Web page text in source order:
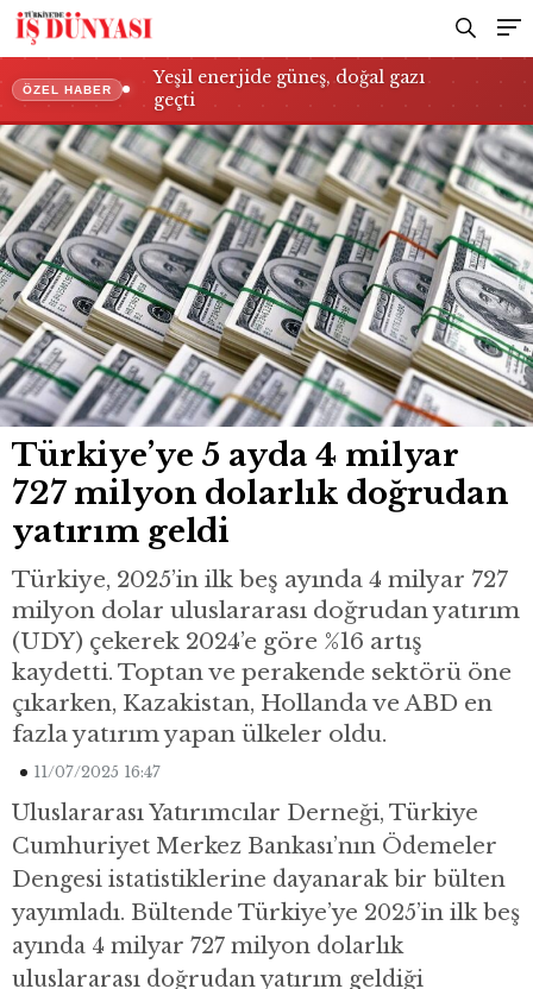
ÖZEL HABER
Yeşil enerjide güneş, doğal gazı
geçti
Türkiye’ye 5 ayda 4 milyar
727 milyon dolarlık doğrudan
yatırım geldi
Türkiye, 2025’in ilk beş ayında 4 milyar 727
milyon dolar uluslararası doğrudan yatırım
(UDY) çekerek 2024’e göre %16 artış
kaydetti. Toptan ve perakende sektörü öne
çıkarken, Kazakistan, Hollanda ve ABD en
fazla yatırım yapan ülkeler oldu.
11/07/2025 16:47
Uluslararası Yatırımcılar Derneği, Türkiye
Cumhuriyet Merkez Bankası’nın Ödemeler
Dengesi istatistiklerine dayanarak bir bülten
yayımladı. Bültende Türkiye’ye 2025’in ilk beş
ayında 4 milyar 727 milyon dolarlık
uluslararası doğrudan yatırım geldiği